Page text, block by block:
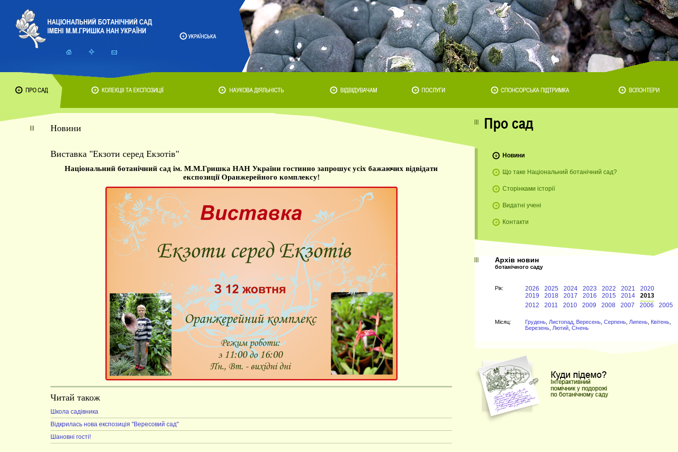
Новини
Виставка "Екзоти серед Екзотів"
Національний ботанічний сад ім. М.М.Гришка НАН України гостинно запрошує усіх бажаючих відвідати
експозиції Оранжерейного комплексу!
Читай також
Школа садівника
Відкрилась нова експозиція "Вересовий сад"
Шановні гості!
Новини
Що таке Національний ботанічний сад?
Сторінками історії
Видатні учені
Контакти
Архів новин
ботанічного саду
Рiк: 2026 2025 2024 2023 2022 2021
2020
2019
2018 2017 2016 2015 2014
2013
2012
2011 2010 2009 2008 2007 2006 2005
Мiсяц: Грудень Листопад Вересень Серпень Липень Квітень
Березень Лютий Січень